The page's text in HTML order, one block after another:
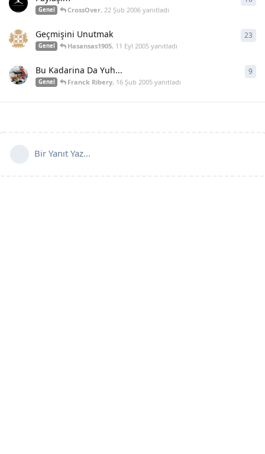
Genel CrossOver,22 Şub 2006 yanıtladı
Geçmişini Unutmak
Genel Hasansas1905, 11 Eyl 2005 yanıtladı
23
Bu Kadarina Da Yuh...
Genel Franck Ribery, 16 Şub 2005 yanıtladı
9
Bir Yanıt Yaz...